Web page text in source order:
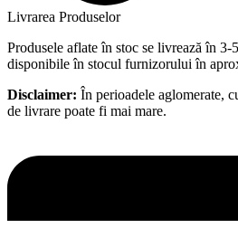
Livrarea Produselor
Produsele aflate în stoc se livrează în 3-
disponibile în stocul furnizorului în
Disclaimer: În perioadele aglomerate,
de livrare poate fi mai mare.